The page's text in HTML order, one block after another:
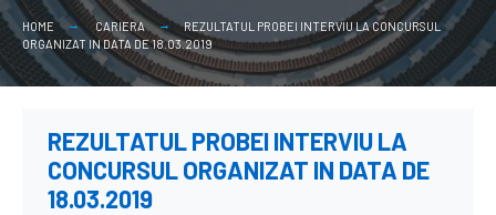
HOME CARIERA
REZULTATUL PROBEI INTERVIU LA CONCURSUL
ORGANIZAT IN DATA DE 18.03.2019
REZULTATUL PROBEI INTERVIU LA
CONCURSUL ORGANIZAT IN DATA DE
18.03.2019